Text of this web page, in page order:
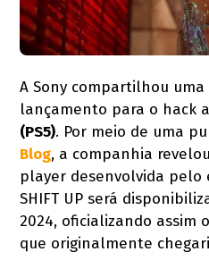
A Sony compartilhou
lançamento para o hack
(PS5). Por meio de uma
Blog, a companhia
player desenvolvida pelo
SHIFT UP será
2024, oficializando
que originalmente